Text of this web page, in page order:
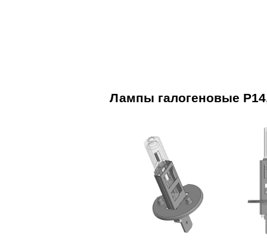
Лампы галогеновые